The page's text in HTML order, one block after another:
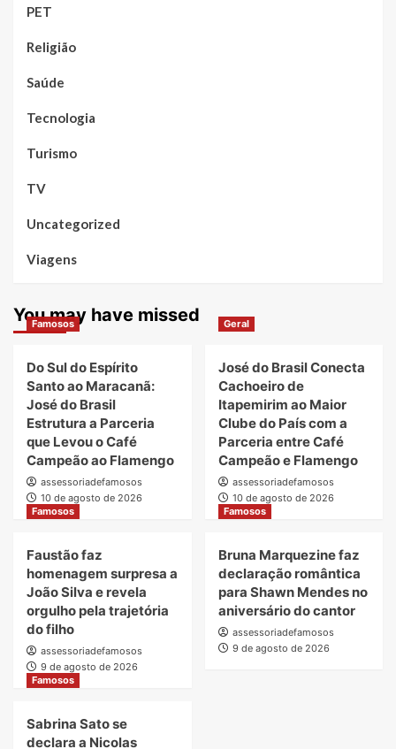
PET
Religião
Saúde
Tecnologia
Turismo
TV
Uncategorized
Viagens
You may have missed
Famosos
Do Sul do Espírito
Santo ao Maracanã:
José do Brasil
Estrutura a Parceria
que Levou o Café
Campeão ao Flamengo
assessoriadefamosos
10 de agosto de 2026
Geral
José do Brasil Conecta
Cachoeiro de
Itapemirim ao Maior
Clube do País com a
Parceria entre Café
Campeão e Flamengo
assessoriadefamosos
10 de agosto de 2026
Famosos
Faustão faz
homenagem surpresa a
João Silva e revela
orgulho pela trajetória
do filho
assessoriadefamosos
9 de agosto de 2026
Famosos
Bruna Marquezine faz
declaração romântica
para Shawn Mendes no
aniversário do cantor
assessoriadefamosos
9 de agosto de 2026
Famosos
Sabrina Sato se
declara a Nicolas